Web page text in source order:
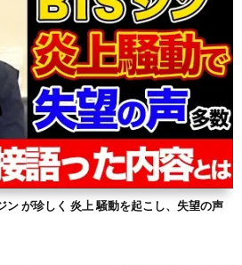
ン が珍しく 炎上 騒動を起こし、失望の声